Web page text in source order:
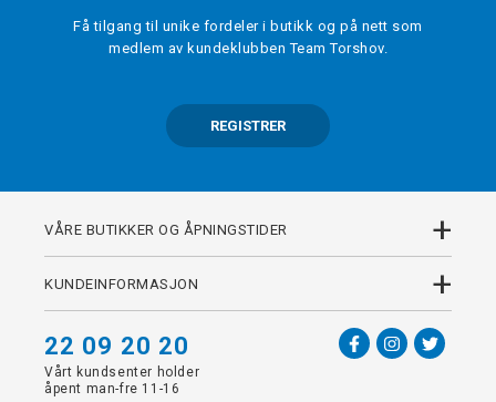
Få tilgang til unike fordeler i butikk og på nett som
medlem av kundeklubben Team Torshov.
REGISTRER
VÅRE BUTIKKER OG ÅPNINGSTIDER +
KUNDEINFORMASJON +
22 09 20 20
Vårt kundsenter holder
åpent man-fre 11-16